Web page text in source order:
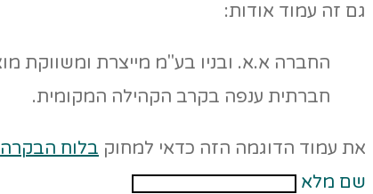
גם זה עמוד אודות:
חברתית ענפה בקרב הקהילה המקומית.
את עמוד הדוגמה הזה כדאי למחוק בלוח הבקרה
שם מלא